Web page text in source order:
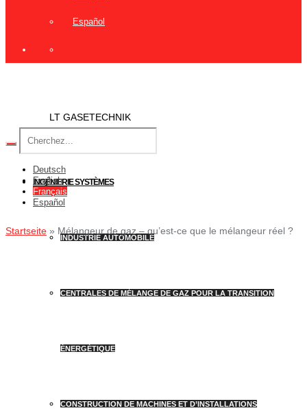
Español
LT GASETECHNIK
INGÉNIERIE SYSTÈMES
INDUSTRIE AUTOMOBILE
CENTRALES DE MÉLANGE DE GAZ POUR LA TRANSITION
ÉNERGÉTIQUE
CONSTRUCTION DE MACHINES ET D’INSTALLATIONS
Deutsch
English
Français
Español
Startseite » Mélangeur de gaz – qu’est-ce que le mélangeur réel ?